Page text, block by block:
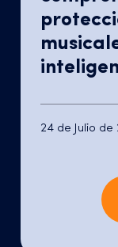
24 de Julio de